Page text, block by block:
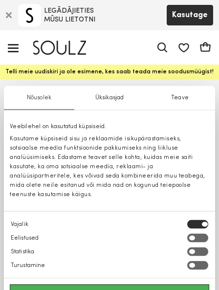
Nõusolek Üksikasjad Teave
Veebilehel on kasutatud küpsiseid.
Kasutame küpsiseid sisu ja reklaamide isikupärastamiseks,
sotsiaalse meedia funktsioonide pakkumiseks ning liikluse
analüüsimiseks. Edastame teavet selle kohta, kuidas meie saiti
kasutate, ka oma sotsiaalse meedia, reklaami- ja
analüüsipartneritele, kes võivad seda kombineerida muu teabega,
mida olete neile esitanud või mida nad on kogunud teiepoolse
teenuste kasutamise käigus.
Nõusoleku
valik
Vajalik
Eelistused
Statistika
Turustamine
LEGĀDĀJIETIES
MŪSU LIETOTNI
Kasutage
Telli meie uudiskiri ja ole esimene, kes saab teada meie soodusmüügist!